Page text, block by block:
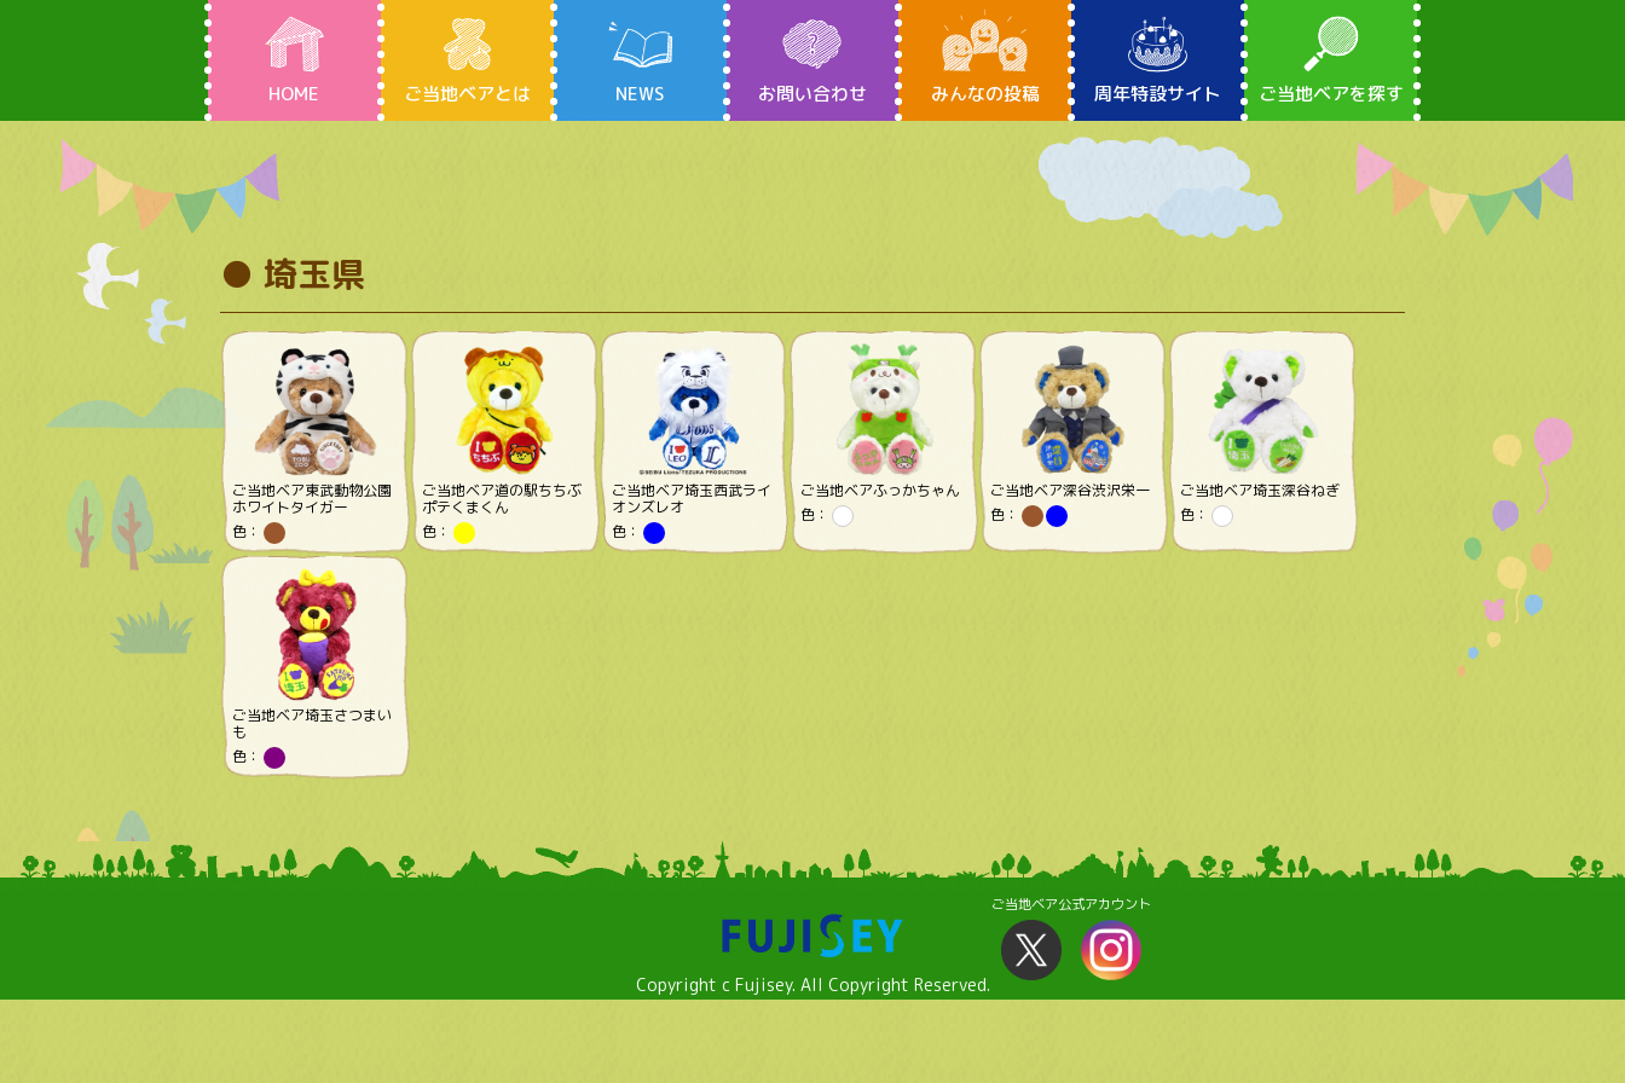
HOME ご当地ベアとは NEWS お問い合わせ みんなの投稿 周年特設サイト ご当地ベアを探す
● 埼玉県
ご当地ベア東武動物公園
ホワイトタイガー
色：
ご当地ベア道の駅ちちぶ
ポテくまくん
色：
ご当地ベア埼玉西武ライ
オンズレオ
色：
ご当地ベアふっかちゃん
色：
ご当地ベア深谷渋沢栄一
色：
ご当地ベア埼玉深谷ねぎ
色：
ご当地ベア埼玉さつまい
も
色：
ご当地ベア公式アカウント
Copyright c Fujisey. All Copyright Reserved.